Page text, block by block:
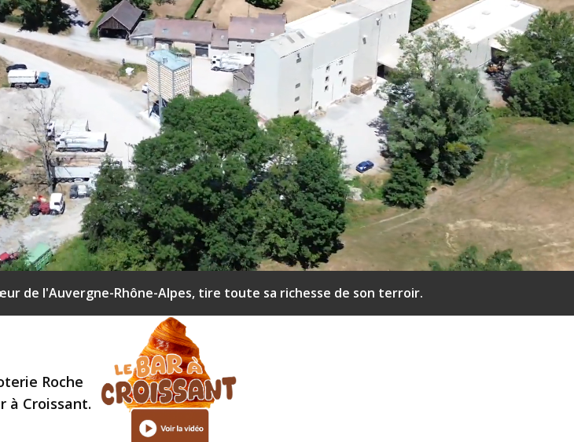
de l'Auvergne-Rhône-Alpes, tire toute sa richesse de son ​terroir.
Roche
à Croissant.